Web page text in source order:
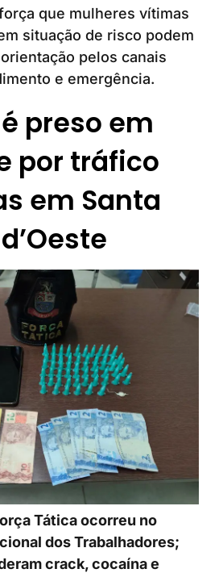
que mulheres vítimas
situação de risco podem
pelos canais
e emergência.
preso em
por tráfico
em Santa
Tática ocorreu no
dos Trabalhadores;
crack, cocaína e